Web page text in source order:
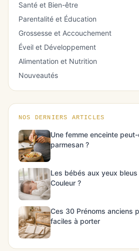
Santé et Bien-être
Parentalité et Éducation
Grossesse et Accouchement
Éveil et Développement
Alimentation et Nutrition
Nouveautés
NOS DERNIERS ARTICLES
Une femme enceinte
parmesan ?
Les bébés aux yeux
Couleur ?
Ces 30 Prénoms anciens
faciles à porter